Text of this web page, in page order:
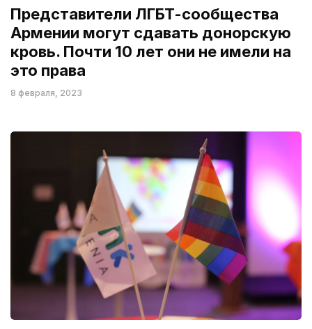
Представители ЛГБТ-сообщества
Армении могут сдавать донорскую
кровь. Почти 10 лет они не имели на
это права
8 февраля, 2023